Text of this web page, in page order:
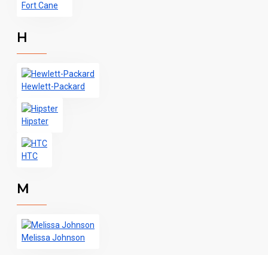
Fort Cane
H
Hewlett-Packard
Hipster
HTC
M
Melissa Johnson